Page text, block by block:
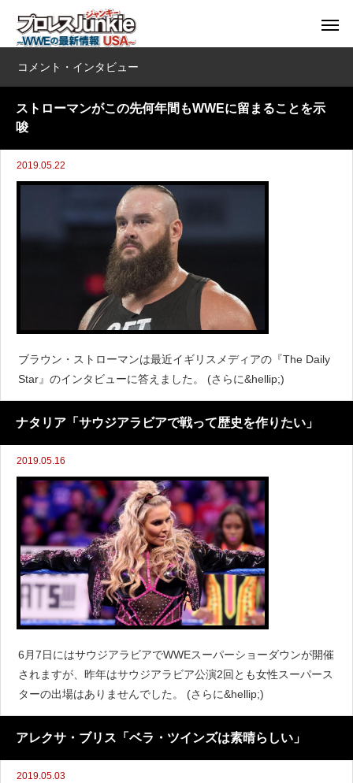
コメント・インタビュー
ストローマンがこの先何年間もWWEに留まることを示
唆
2019.05.22
ブラウン・ストローマンは最近イギリスメディアの『The Daily
Star』のインタビューに答えました。 (さらに&hellip;)
ナタリア「サウジアラビアで戦って歴史を作りたい」
2019.05.16
6月7日にはサウジアラビアでWWEスーパーショーダウンが開催
されますが、昨年はサウジアラビア公演2回とも女性スーパース
ターの出場はありませんでした。 (さらに&hellip;)
アレクサ・ブリス「ベラ・ツインズは素晴らしい」
2019.05.03